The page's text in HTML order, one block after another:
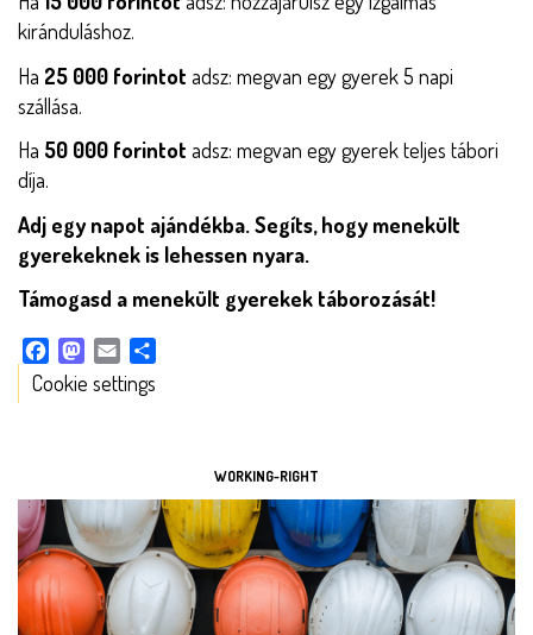
kiránduláshoz.
Ha 25 000 forintot adsz: megvan egy gyerek 5 napi
szállása.
Ha 50 000 forintot adsz: megvan egy gyerek teljes tábori
díja.
Adj egy napot ajándékba. Segíts, hogy menekült
gyerekeknek is lehessen nyara.
Támogasd a menekült gyerekek táborozását!
FacebookMastodon
Email
TOOLS
Cookie settings
WORKING-RIGHT